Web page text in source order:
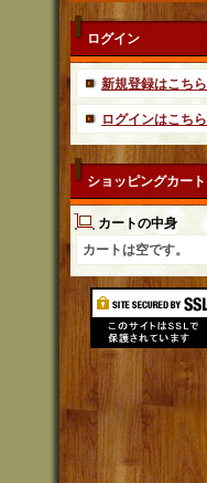
ログイン
新規登録はこちら
ログインはこちら
ショッピングカート
カートの中身
カートは空です。